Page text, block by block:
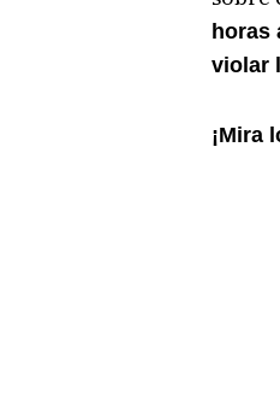
horas
violar
¡Mira